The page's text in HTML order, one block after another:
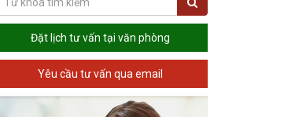
Đặt lịch tư vấn tại văn phòng
Yêu cầu tư vấn qua email